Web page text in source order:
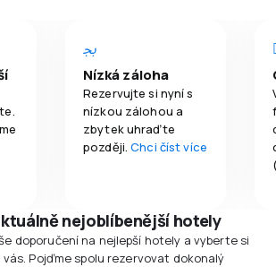
Nízká záloha
Rezervujte si nyní s
nízkou zálohou a
zbytek uhraďte
později.Chci číst více
nejoblíbenější hotely
doporučení na nejlepší hotely a vyberte si
Pojďme spolu rezervovat dokonalý